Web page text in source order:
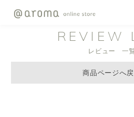
REVIEW
レビュー 一
商品ページへ